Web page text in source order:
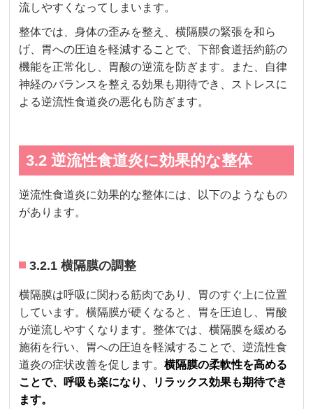
流しやすくなってしまいます。
整体では、身体の歪みを整え、横隔膜の緊張を和ら
げ、胃への圧迫を軽減することで、下部食道括約筋の
機能を正常化し、胃酸の逆流を防ぎます。また、自律
神経のバランスを整える効果も期待でき、ストレスに
よる逆流性食道炎の悪化も防ぎます。
3.2 逆流性食道炎に効果的な整体
逆流性食道炎に効果的な整体には、以下のようなもの
があります。
3.2.1 横隔膜の調整
横隔膜は呼吸に関わる筋肉であり、胃のすぐ上に位置
しています。横隔膜が硬くなると、胃を圧迫し、胃酸
が逆流しやすくなります。整体では、横隔膜を緩める
施術を行い、胃への圧迫を軽減することで、逆流性食
道炎の症状改善を促します。横隔膜の柔軟性を高める
ことで、呼吸も楽になり、リラックス効果も期待でき
ます。